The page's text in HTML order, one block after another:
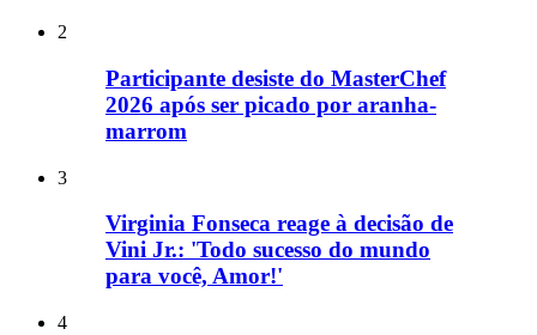
2
Participante desiste do MasterChef
2026 após ser picado por aranha-
marrom
3
Virginia Fonseca reage à decisão de
Vini Jr.: 'Todo sucesso do mundo
para você, Amor!'
4